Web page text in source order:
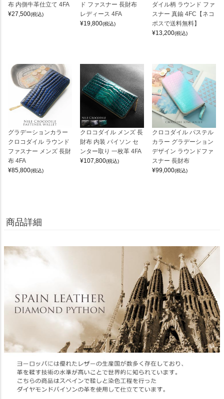
布 内側牛革仕立て 4FA
¥27,500(税込)
ド ファスナー 長財布
レディース 4FA
¥19,800(税込)
ダイル柄 ラウンド ファ
スナー 真鍮 4FC【ネコ
ポスで送料無料】
¥13,200(税込)
グラデーションカラー
クロコダイル ラウンド
ファスナー メンズ 長財
布 4FA
¥85,800(税込)
クロコダイル メンズ 長
財布 内装 パイソン セ
ンター取り 一枚革 4FA
¥107,800(税込)
クロコダイル パステル
カラー グラデーション
デザイン ラウンドファ
スナー 長財布
¥99,000(税込)
商品詳細